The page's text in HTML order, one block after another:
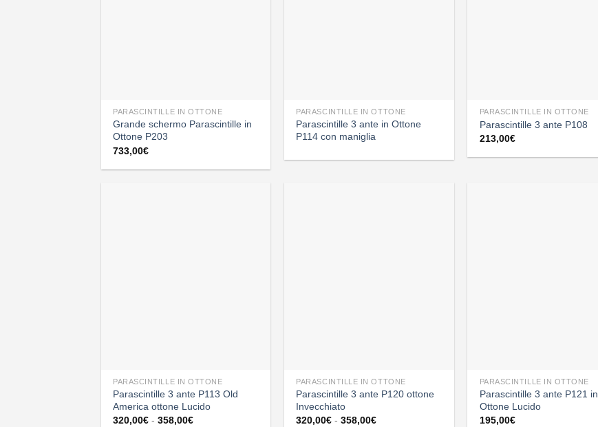
PARASCINTILLE IN OTTONE
Grande schermo Parascintille in
Ottone P203
733,00€
PARASCINTILLE IN OTTONE
Parascintille 3 ante in Ottone
P114 con maniglia
PARASCINTILLE IN OTTONE
Parascintille 3 ante P108
213,00€
PARASCINTILLE IN OTTONE
Parascintille 3 ante P113 Old
America ottone Lucido
320,00€ - 358,00€Fascia
PARASCINTILLE IN OTTONE
Parascintille 3 ante P120 ottone
Invecchiato
320,00€ - 358,00€Fascia
PARASCINTILLE IN OTTONE
Parascintille 3 ante P121 in
Ottone Lucido
195,00€